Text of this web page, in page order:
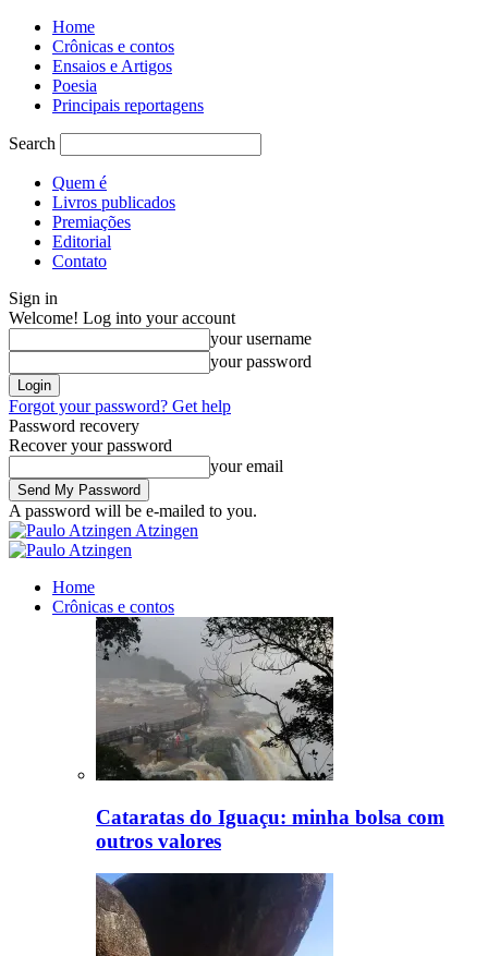
Home
Crônicas e contos
Ensaios e Artigos
Poesia
Principais reportagens
Search
Quem é
Livros publicados
Premiações
Editorial
Contato
Sign in
Welcome! Log into your account
your username
your password
Forgot your password? Get help
Password recovery
Recover your password
your email
A password will be e-mailed to you.
Atzingen
Home
Crônicas e contos
Cataratas do Iguaçu: minha bolsa com
outros valores